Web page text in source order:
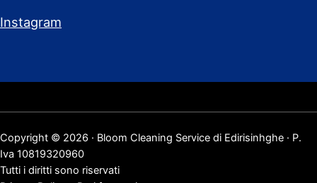
Instagram
Copyright © 2026 · Bloom Cleaning Service di Edirisinhghe · P.
Iva 10819320960
Tutti i diritti sono riservati